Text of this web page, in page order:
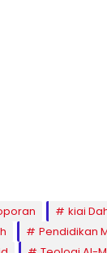
kiai
Pendidikan